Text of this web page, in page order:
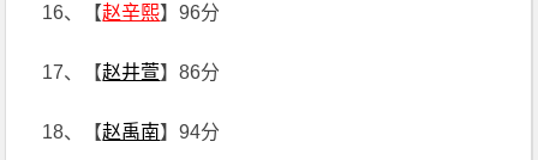
16、【赵辛熙】96分
17、【赵井萱】86分
18、【赵禹南】94分